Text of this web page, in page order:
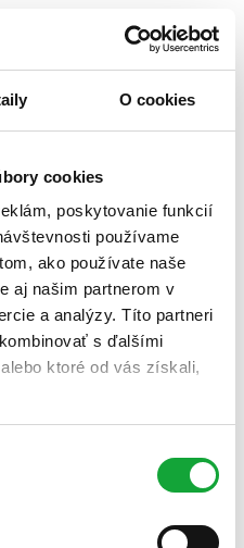
O cookies
cookies
poskytovanie funkcií
používame
ako používate naše
aj našim partnerom v
a analýzy. Títo partneri
s ďalšími
ktoré od vás získali,